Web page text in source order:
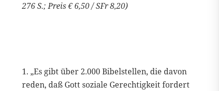
276 S.; Preis € 6,50 / SFr 8,20)
1. „Es gibt über 2.000 Bibelstellen, die davon
reden, daß Gott soziale Gerechtigkeit fordert